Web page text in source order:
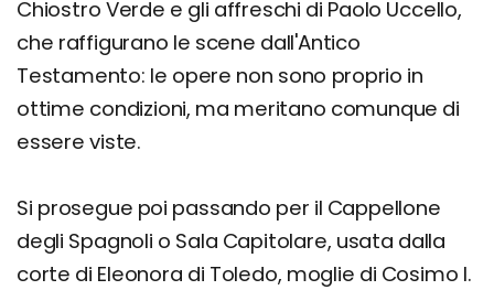
Chiostro Verde e gli affreschi di Paolo Uccello,
che raffigurano le scene dall'Antico
Testamento: le opere non sono proprio in
ottime condizioni, ma meritano comunque di
essere viste.
Si prosegue poi passando per il Cappellone
degli Spagnoli o Sala Capitolare, usata dalla
corte di Eleonora di Toledo, moglie di Cosimo I.